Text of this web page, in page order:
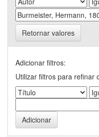
Retornar valores
Adicionar filtros:
Utilizar filtros para refinar